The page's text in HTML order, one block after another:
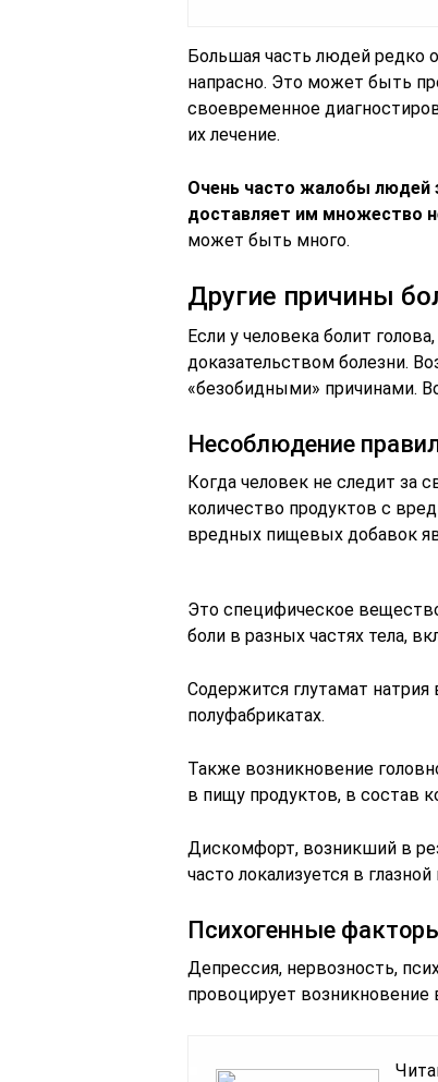
Большая часть людей редко
напрасно. Это может быть
своевременное
их лечение.
Очень часто жалобы людей
доставляет им множество
может быть много.
Другие причины
Если у человека болит
доказательством болезни.
«безобидными» причинами.
Несоблюдение
Когда человек не следит за
количество продуктов с
вредных пищевых добавок
Это специфическое
боли в разных частях тела,
Содержится глутамат
полуфабрикатах.
Также возникновение
в пищу продуктов, в состав
Дискомфорт, возникший в
часто локализуется в
Психогенные
Депрессия, нервозность,
провоцирует